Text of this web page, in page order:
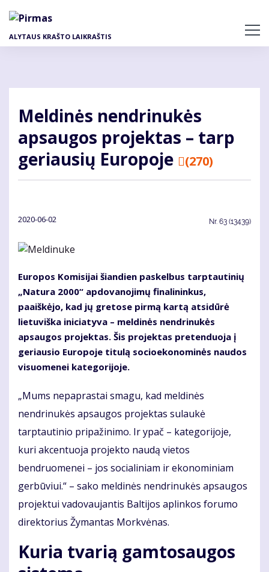
pagrindinį
ALYTAUS KRAŠTO LAIKRAŠTIS
Meldinės nendrinukės
apsaugos projektas – tarp
geriausių Europoje
(270)
2020-06-02 Nr. 63 (13439)
Europos Komisijai šiandien paskelbus tarptautinių
„Natura 2000“ apdovanojimų finalininkus,
paaiškėjo, kad jų gretose pirmą kartą atsidūrė
lietuviška iniciatyva – meldinės nendrinukės
apsaugos projektas. Šis projektas pretenduoja į
geriausio Europoje titulą socioekonominės naudos
visuomenei kategorijoje.
„Mums nepaprastai smagu, kad meldinės
nendrinukės apsaugos projektas sulaukė
tarptautinio pripažinimo. Ir ypač – kategorijoje,
kuri akcentuoja projekto naudą vietos
bendruomenei – jos socialiniam ir ekonominiam
gerbūviui.“ – sako meldinės nendrinukės apsaugos
projektui vadovaujantis Baltijos aplinkos forumo
direktorius Žymantas Morkvėnas.
Kuria tvarią gamtosaugos